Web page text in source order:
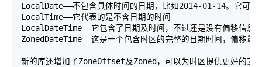
LocalDate——不包含具体时间的日期，比如2014-01-14。它可以
LocalTime——它代表的是不含日期的时间
LocalDateTime——它包含了日期及时间，不过还是没有偏移信息
ZonedDateTime——这是一个包含时区的完整的日期时间，偏移量
新的库还增加了ZoneOffset及Zoned，可以为时区提供更好的支